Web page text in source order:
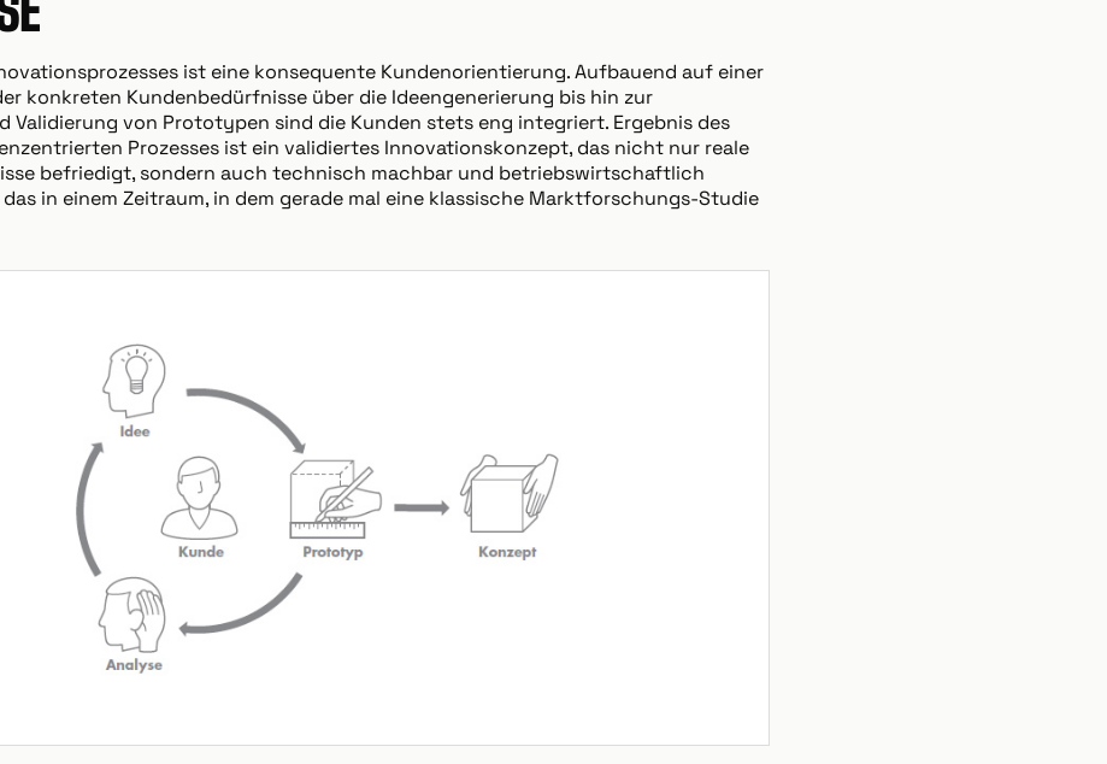
ist eine konsequente Kundenorientierung. Aufbauend auf einer
konkreten Kundenbedürfnisse über die Ideengenerierung bis hin zur
Validierung von Prototypen sind die Kunden stets eng integriert. Ergebnis des
Prozesses ist ein validiertes Innovationskonzept, das nicht nur reale
befriedigt, sondern auch technisch machbar und betriebswirtschaftlich
in einem Zeitraum, in dem gerade mal eine klassische Marktforschungs-Studie